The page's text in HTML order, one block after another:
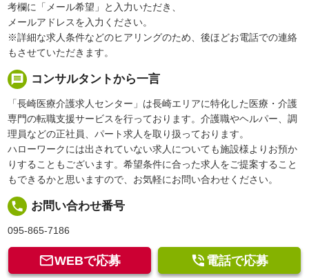
考欄に「メール希望」と入力いただき、
メールアドレスを入力ください。
※詳細な求人条件などのヒアリングのため、後ほどお電話での連絡
もさせていただきます。
message コンサルタントから一言
「長崎医療介護求人センター」は長崎エリアに特化した医療・介護
専門の転職支援サービスを行っております。介護職やヘルパー、調
理員などの正社員、パート求人を取り扱っております。
ハローワークには出されていない求人についても施設様よりお預か
りすることもございます。希望条件に合った求人をご提案すること
もできるかと思いますので、お気軽にお問い合わせください。
local_phone お問い合わせ番号
095-865-7186
WEBで応募  電話で応募